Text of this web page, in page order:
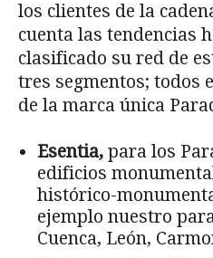
los clientes de la
cuenta las tendencias
clasificado su red de
tres segmentos; todos
de la marca única
Esentia, para los
edificios
histórico-
ejemplo nuestro
Cuenca, León,